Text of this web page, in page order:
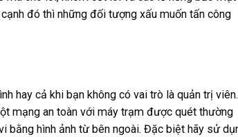
đó thì những đối tượng xấu muốn tấn công
hay cả khi bạn không có vai trò là quản trị viên.
mạng an toàn với máy trạm được quét thường
bằng hình ảnh từ bên ngoài. Đặc biệt hãy sử